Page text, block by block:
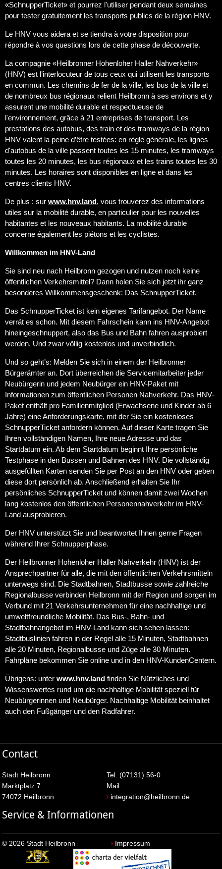
«SchnupperTicket» et pourrez l'utiliser pendant deux semaines
pour tester gratuitement les transports publics de la région HNV.
Le HNV vous aidera et se tiendra à votre disposition pour
répondre à vos questions lors de cette phase de découverte.
La compagnie «Heilbronner Hohenloher Haller Nahverkehr»
(HNV) est l’interlocuteur de tous ceux qui utilisent les transports
en commun. Les chemins de fer de la ville, les bus de la ville et
de nombreux bus régionaux relient Heilbronn à ses environs et y
assurent une mobilité durable et respectueuse de
l'environnement, grâce à 21 entreprises de transport. Les
prestations des autobus, des train et des tramways de la région
HNV valent la peine d’être testées: en règle générale, les lignes
d'autobus de la ville passent toutes les 15 minutes, les tramways
toutes les 20 minutes, les bus régionaux et les trains toutes les 30
minutes. Les horaires sont disponibles en ligne et dans les
centres clients HNV.
De plus : sur www.hnv.land, vous trouverez des informations
utiles sur la mobilité durable, en particulier pour les nouvelles
habitantes et les nouveaux habitants. La mobilité durable
concerne également les piétons et les cyclistes.
Willkommen im HNV-Land
Sie sind neu nach Heilbronn gezogen und nutzen noch keine
öffentlichen Verkehrsmittel? Dann holen Sie sich jetzt ihr ganz
besonderes Willkommensgeschenk: Das SchnupperTicket.
Das SchnupperTicket ist kein eigenes Tarifangebot. Der Name
verrät es schon. Mit diesem Fahrschein kann ins HNV-Angebot
hineingeschnuppert, also das Bus und Bahn fahren ausprobiert
werden. Und zwar völlig kostenlos und unverbindlich.
Und so geht’s: Melden Sie sich in einem der Heilbronner
Bürgerämter an. Dort überreichen die Servicemitarbeiter jeder
Neubürgerin und jedem Neubürger ein HNV-Paket mit
Informationen zum öffentlichen Personen Nahverkehr. Das HNV-
Paket enthält pro Familienmitglied (Erwachsene und Kinder ab 6
Jahre) eine Anforderungskarte, mit der Sie ein kostenloses
SchnupperTicket anfordern können. Auf dieser Karte tragen Sie
Ihren vollständigen Namen, Ihre neue Adresse und das
Startdatum ein. Ab dem Startdatum beginnt Ihre persönliche
Testphase in den Bussen und Bahnen des HNV. Die vollständig
ausgefüllten Karten senden Sie per Post an den HNV oder geben
diese dort persönlich ab. Anschließend erhalten Sie Ihr
persönliches SchnupperTicket und können damit zwei Wochen
lang kostenlos den öffentlichen Personennahverkehr im HNV-
Land ausprobieren.
Der HNV unterstützt Sie und beantwortet Ihnen gerne Fragen
während Ihrer Schnupperphase.
Der Heilbronner Hohenloher Haller Nahverkehr (HNV) ist der
Ansprechpartner für alle, die mit den öffentlichen Verkehrsmitteln
unterwegs sind. Die Stadtbahnen, Stadtbusse sowie zahlreiche
Regionalbusse verbinden Heilbronn mit der Region und sorgen im
Verbund mit 21 Verkehrsunternehmen für eine nachhaltige und
umweltfreundliche Mobilität. Das Bus-, Bahn- und
Stadtbahnangebot im HNV-Land kann sich sehen lassen:
Stadtbuslinien fahren in der Regel alle 15 Minuten, Stadtbahnen
alle 20 Minuten, Regionalbusse und Züge alle 30 Minuten.
Fahrpläne bekommen Sie online und in den HNV-KundenCentern.
Übrigens: unter www.hnv.land finden Sie Nützliches und
Wissenswertes rund um die nachhaltige Mobilität speziell für
Neubürgerinnen und Neubürger. Nachhaltige Mobilität beinhaltet
auch den Fußgänger und den Radfahrer.
Contact
Stadt Heilbronn
Marktplatz 7
74072 Heilbronn
Tel. (07131) 56-0
Mail:
integration@heilbronn.de
Service & Informationen
© 2026 Stadt Heilbronn Impressum